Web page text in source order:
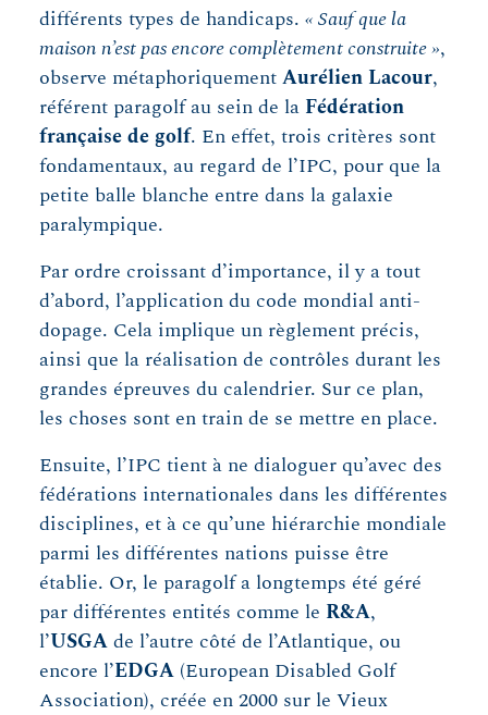
différents types de handicaps. « Sauf que la
maison n’est pas encore complètement construite »,
observe métaphoriquement Aurélien Lacour,
référent paragolf au sein de la Fédération
française de golf. En effet, trois critères sont
fondamentaux, au regard de l’IPC, pour que la
petite balle blanche entre dans la galaxie
paralympique.
Par ordre croissant d’importance, il y a tout
d’abord, l’application du code mondial anti-
dopage. Cela implique un règlement précis,
ainsi que la réalisation de contrôles durant les
grandes épreuves du calendrier. Sur ce plan,
les choses sont en train de se mettre en place.
Ensuite, l’IPC tient à ne dialoguer qu’avec des
fédérations internationales dans les différentes
disciplines, et à ce qu’une hiérarchie mondiale
parmi les différentes nations puisse être
établie. Or, le paragolf a longtemps été géré
par différentes entités comme le R&A,
l’USGA de l’autre côté de l’Atlantique, ou
encore l’EDGA (European Disabled Golf
Association), créée en 2000 sur le Vieux